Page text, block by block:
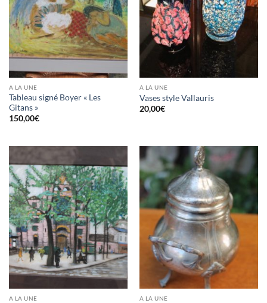
A LA UNE
Tableau signé Boyer « Les
Gitans »
150,00€
A LA UNE
Vases style Vallauris
20,00€
A LA UNE A LA UNE